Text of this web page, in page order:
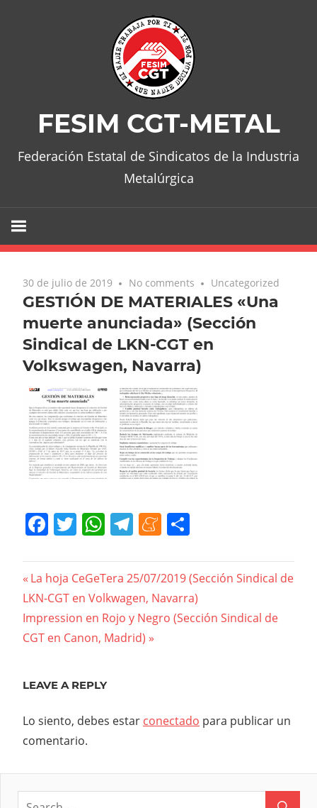
FESIM CGT-METAL
Federación Estatal de Sindicatos de la Industria
Metalúrgica
30 de julio de 2019 No comments Uncategorized
GESTIÓN DE MATERIALES «Una
muerte anunciada» (Sección
Sindical de LKN-CGT en
Volkswagen, Navarra)
Facebook
Twitter
WhatsApp
Telegram
Meneame
Navegación
de
entradas
Previous
Post:
La hoja CeGeTera 25/07/2019 (Sección Sindical de
LKN-CGT en Volkwagen, Navarra)
Next
Post:
Impression en Rojo y Negro (Sección Sindical de
CGT en Canon, Madrid)
LEAVE A REPLY
Lo siento, debes estar conectado para publicar un
comentario.